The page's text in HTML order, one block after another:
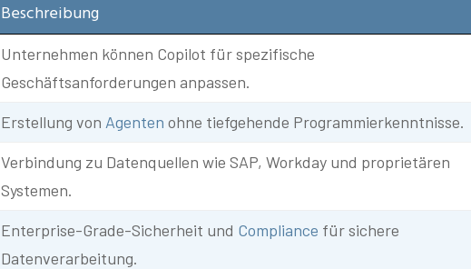
Beschreibung
Unternehmen können Copilot für spezifische
Geschäftsanforderungen anpassen.
Erstellung von Agenten ohne tiefgehende Programmierkenntnisse.
Verbindung zu Datenquellen wie SAP, Workday und proprietären
Systemen.
Enterprise-Grade-Sicherheit und Compliance für sichere
Datenverarbeitung.